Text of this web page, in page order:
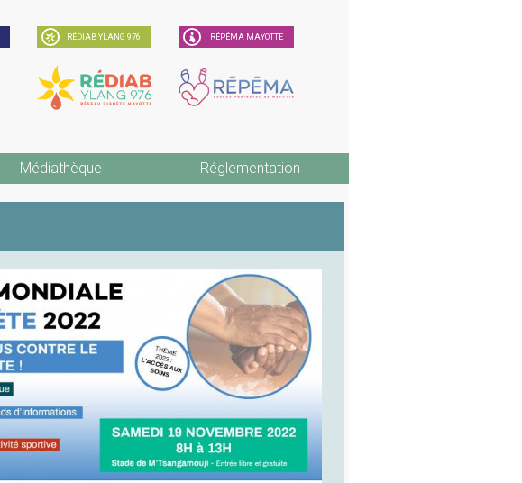
RÉDIAB YLANG 976 RÉPÉMA MAYOTTE
Médiathèque Réglementation